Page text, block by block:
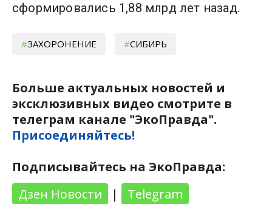
сформировались 1,88 млрд лет назад.
ЗАХОРОНЕНИЕ СИБИРЬ
Больше актуальных новостей и
эксклюзивных видео смотрите в
телеграм канале "ЭкоПравда".
Присоединяйтесь!
Подписывайтесь на ЭкоПравда:
Дзен Новости
| Telegram